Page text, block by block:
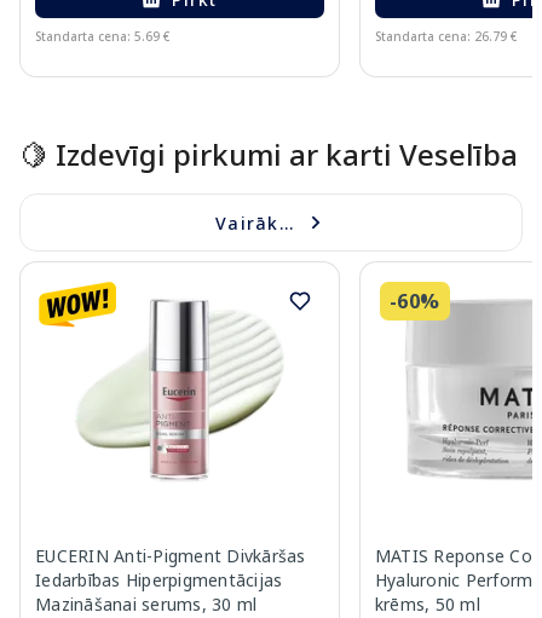
Standarta cena: 5.69 € Standarta cena: 26.79 €
🍋 Izdevīgi pirkumi ar karti Veselība
Vairāk...
EUCERIN Anti-Pigment Divkāršas
Iedarbības Hiperpigmentācijas
Mazināšanai serums, 30 ml
-60%
MATIS Reponse
Hyaluronic
krēms, 50 ml